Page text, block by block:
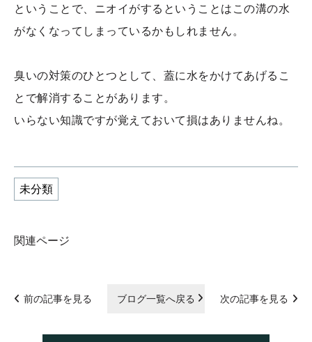
ということで、ニオイがするということはこの溝の水
がなくなってしまっているかもしれません。
臭いの対策のひとつとして、蓋に水をかけてあげるこ
とで解消することがあります。
いらない知識ですが覚えておいて損はありませんね。
未分類
関連ページ
前の記事を見る ブログ一覧へ戻る 次の記事を見る